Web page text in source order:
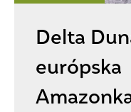
Delta
európska